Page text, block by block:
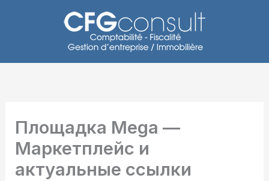
Площадка Mega —
Маркетплейс и
актуальные ссылки